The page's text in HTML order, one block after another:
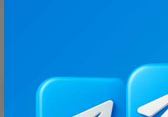
З цим каналом часто купують